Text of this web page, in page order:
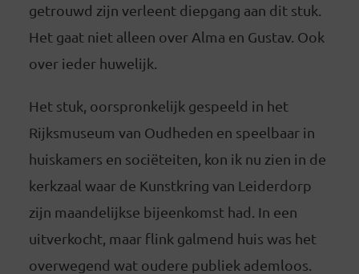
getrouwd zijn verleent diepgang aan dit stuk.
Het gaat niet alleen over Alma en Gustav. Ook
over ieder huwelijk.
Het stuk, oorspronkelijk gespeeld in het
Rijksmuseum van Oudheden en speelbaar in
huiskamers en sociëteiten, kon ik nu zien in de
kerkzaal waar de Kunstkring van Leiderdorp
zijn maandelijkse bijeenkomst had. In een
uitverkocht, maar flink galmend huis was het
overwegend wat oudere publiek ademloos.